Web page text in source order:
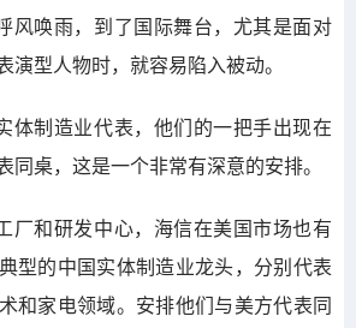
风唤雨，到了国际舞台，尤其是面对
演型人物时，就容易陷入被动。
体制造业代表，他们的一把手出现在
同桌，这是一个非常有深意的安排。
厂和研发中心，海信在美国市场也有
型的中国实体制造业龙头，分别代表
和家电领域。安排他们与美方代表同